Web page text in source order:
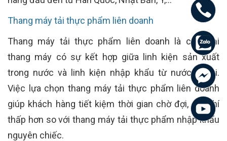
Thang máy tải thực phẩm liên doanh
Thang máy tải thực phẩm liên doanh là các loại
thang máy có sự kết hợp giữa linh kiện sản xuất
trong nước và linh kiện nhập khẩu từ nước ngoài.
Việc lựa chọn thang máy tải thực phẩm liên doanh
giúp khách hàng tiết kiệm thời gian chờ đợi, chi phí
thấp hơn so với thang máy tải thực phẩm nhập khẩu
nguyên chiếc.